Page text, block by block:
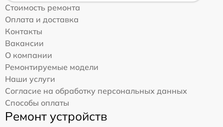
Стоимость ремонта
Оплата и доставка
Контакты
Вакансии
О компании
Ремонтируемые модели
Наши услуги
Согласие на обработку персональных данных
Способы оплаты
Ремонт устройств